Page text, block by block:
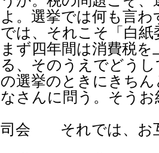
よ。選挙では何も言
では、それこそ「白
まず四年間は消費税
る、そのうえでどう
の選挙のときにきち
なさんに問う。そう
司会 それでは、お